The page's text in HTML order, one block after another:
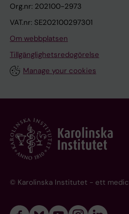
Org.nr: 202100-2973
VAT.nr: SE202100297301
Om webbplatsen
Tillgänglighetsredogörelse
Manage your cookies
© Karolinska Institutet - ett